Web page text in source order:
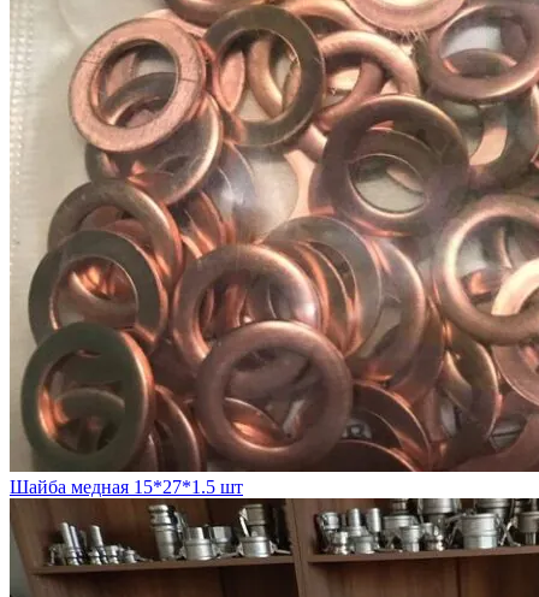
Шайба медная 15*27*1.5 шт